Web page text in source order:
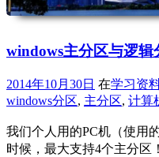
windows主分区与逻辑
2014年10月30日 在学习资
windows分区, 主分区, 计算
我们个人用的PC机（使用
时候，最大支持4个主分区